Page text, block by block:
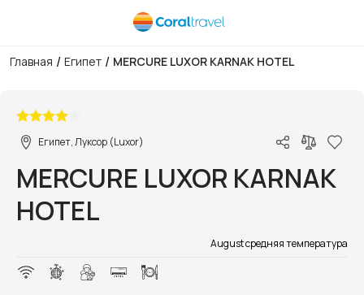
Главная / Египет / MERCURE LUXOR KARNAK HOTEL
Египет, Луксор (Luxor)
MERCURE LUXOR KARNAK
HOTEL
August средняя температура